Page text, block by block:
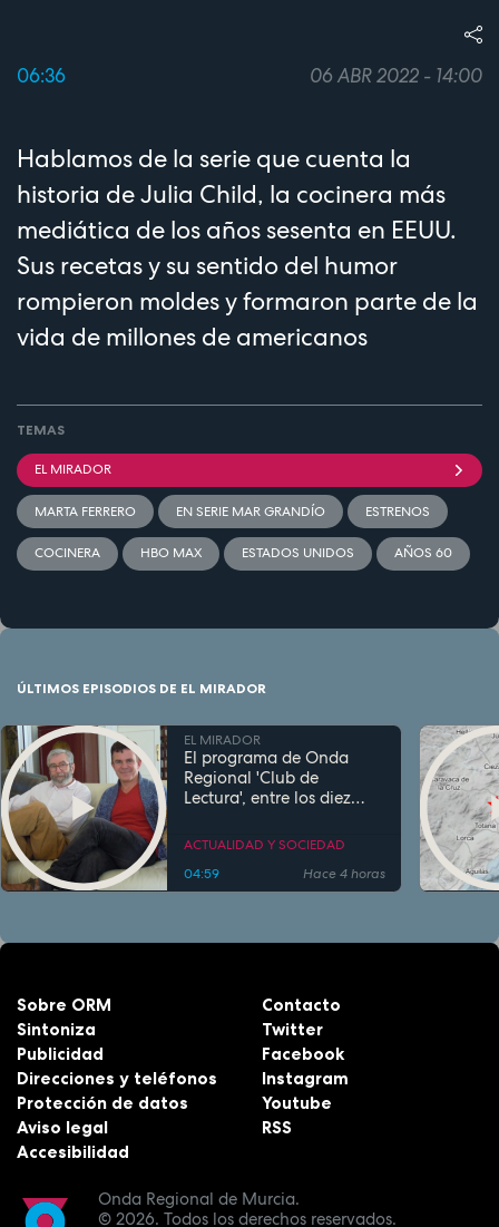
06:36 06 ABR 2022 - 14:00
Hablamos de la serie que cuenta la
historia de Julia Child, la cocinera más
mediática de los años sesenta en EEUU.
Sus recetas y su sentido del humor
rompieron moldes y formaron parte de la
vida de millones de americanos
TEMAS
EL MIRADOR
MARTA FERRERO EN SERIE MAR GRANDÍO ESTRENOS
COCINERA HBO MAX ESTADOS UNIDOS AÑOS 60
ÚLTIMOS EPISODIOS DE EL MIRADOR
EL MIRADOR
El programa de Onda
Regional 'Club de
Lectura', entre los diez
España en su género
ACTUALIDAD Y SOCIEDAD
04:59
Hace 4 horas
Onda Regional de Murcia.
© 2026. Todos los derechos reservados.
Sobre ORM
Sintoniza
Publicidad
Direcciones y teléfonos
Protección de datos
Aviso legal
Accesibilidad
Contacto
Twitter
Facebook
Instagram
Youtube
RSS